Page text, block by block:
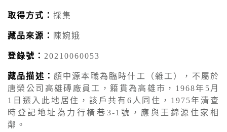
取得方式： 採集
藏品來源： 陳婉娥
登錄號： 20210060053
藏品描述： 顏中源本職為臨時什工（雜工），不屬於
唐榮公司高雄磚廠員工，籍貫為高雄市，1968年5月
1日遷入此地居住，該戶共有6人同住，1975年清查
時登記地址為力行橫巷3-1號，應與王錦源住家相
鄰。